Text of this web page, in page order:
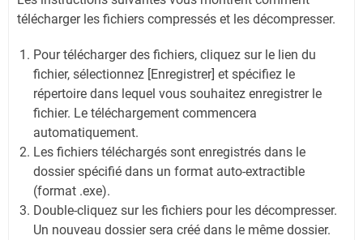
télécharger les fichiers compressés et les décompresser.
Pour télécharger des fichiers, cliquez sur le lien du
fichier, sélectionnez [Enregistrer] et spécifiez le
répertoire dans lequel vous souhaitez enregistrer le
fichier. Le téléchargement commencera
automatiquement.
Les fichiers téléchargés sont enregistrés dans le
dossier spécifié dans un format auto-extractible
(format .exe).
Double-cliquez sur les fichiers pour les décompresser.
Un nouveau dossier sera créé dans le même dossier.